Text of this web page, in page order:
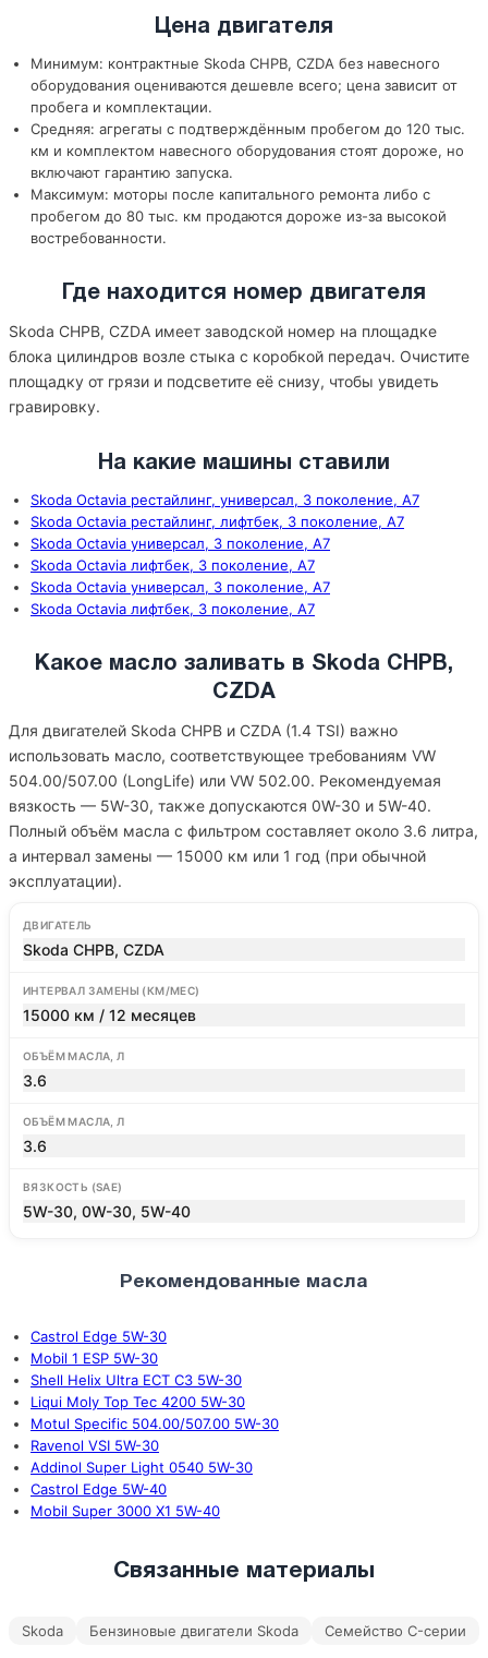
Цена двигателя
Минимум: контрактные Skoda CHPB, CZDA без навесного
оборудования оцениваются дешевле всего; цена зависит от
пробега и комплектации.
Средняя: агрегаты с подтверждённым пробегом до 120 тыс.
км и комплектом навесного оборудования стоят дороже, но
включают гарантию запуска.
Максимум: моторы после капитального ремонта либо с
пробегом до 80 тыс. км продаются дороже из-за высокой
востребованности.
Где находится номер двигателя
Skoda CHPB, CZDA имеет заводской номер на площадке
блока цилиндров возле стыка с коробкой передач. Очистите
площадку от грязи и подсветите её снизу, чтобы увидеть
гравировку.
На какие машины ставили
Skoda Octavia рестайлинг, универсал, 3 поколение, A7
Skoda Octavia рестайлинг, лифтбек, 3 поколение, A7
Skoda Octavia универсал, 3 поколение, A7
Skoda Octavia лифтбек, 3 поколение, A7
Skoda Octavia универсал, 3 поколение, A7
Skoda Octavia лифтбек, 3 поколение, A7
Какое масло заливать в Skoda CHPB,
CZDA
Для двигателей Skoda CHPB и CZDA (1.4 TSI) важно
использовать масло, соответствующее требованиям VW
504.00/507.00 (LongLife) или VW 502.00. Рекомендуемая
вязкость — 5W-30, также допускаются 0W-30 и 5W-40.
Полный объём масла с фильтром составляет около 3.6 литра,
а интервал замены — 15000 км или 1 год (при обычной
эксплуатации).
ДВИГАТЕЛЬ
Skoda CHPB, CZDA
ИНТЕРВАЛ ЗАМЕНЫ (КМ/МЕС)
15000 км / 12 месяцев
ОБЪЁМ МАСЛА, Л
3.6
ОБЪЁМ МАСЛА, Л
3.6
ВЯЗКОСТЬ (SAE)
5W-30, 0W-30, 5W-40
Рекомендованные масла
Castrol Edge 5W-30
Mobil 1 ESP 5W-30
Shell Helix Ultra ECT C3 5W-30
Liqui Moly Top Tec 4200 5W-30
Motul Specific 504.00/507.00 5W-30
Ravenol VSI 5W-30
Addinol Super Light 0540 5W-30
Castrol Edge 5W-40
Mobil Super 3000 X1 5W-40
Связанные материалы
Skoda Бензиновые двигатели Skoda Семейство C-серии